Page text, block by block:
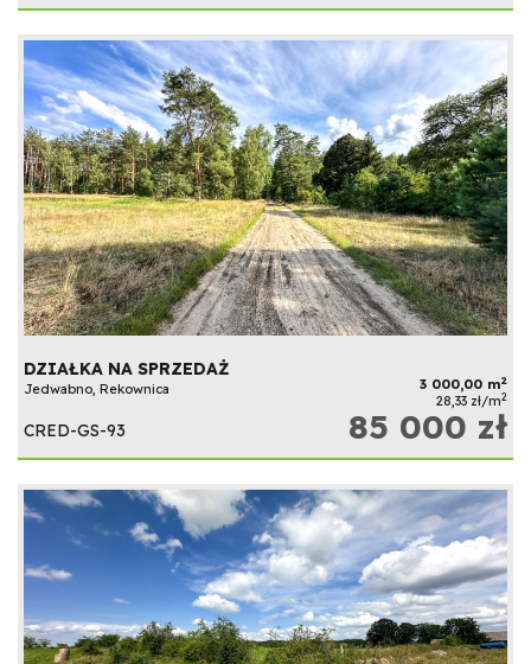
DZIAŁKA NA SPRZEDAŻ
Jedwabno, Rekownica 3 000,00 m2
28,33 zł/m2
CRED-GS-93 85 000 zł